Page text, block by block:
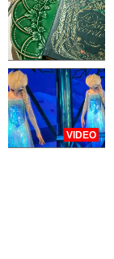
VIDEO